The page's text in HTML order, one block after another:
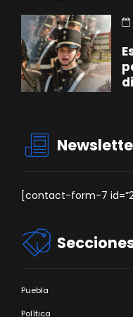
[contact-form-7
Puebla
Política